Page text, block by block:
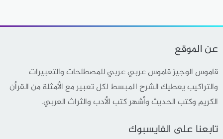
عن الموقع
قاموس الوجيز قاموس عربي عربي للمصطلحات والتعبيرات
والتراكيب يعطيك الشرح المبسط لكل تعبير مع الأمثلة من القرأن
الكريم وكتب الحديث وأشهر كتب الأدب والثراث العربي.
تابعنا على الفايسبوك